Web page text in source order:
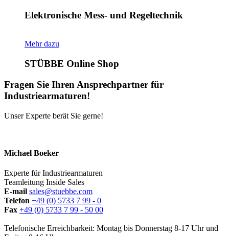
Elektronische Mess- und Regeltechnik
Mehr dazu
STÜBBE Online Shop
Fragen Sie Ihren Ansprechpartner für
Industriearmaturen!
Unser Experte berät Sie gerne!
Michael Boeker
Experte für Industriearmaturen
Teamleitung Inside Sales
E-mail sales@stuebbe.com
Telefon +49 (0) 5733 7 99 - 0
Fax +49 (0) 5733 7 99 - 50 00
Telefonische Erreichbarkeit: Montag bis Donnerstag 8-17 Uhr und